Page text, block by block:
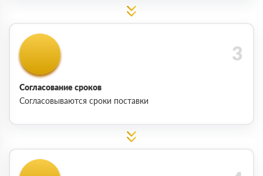
Согласование сроков
Согласовываются сроки поставки